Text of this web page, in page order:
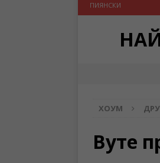
ПИЯНСКИ
ХОУМ
Вуте